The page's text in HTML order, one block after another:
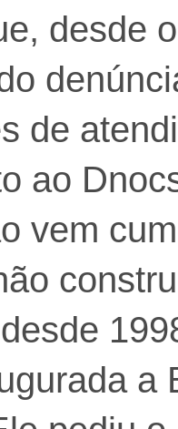
desde
de
ao
vem
a